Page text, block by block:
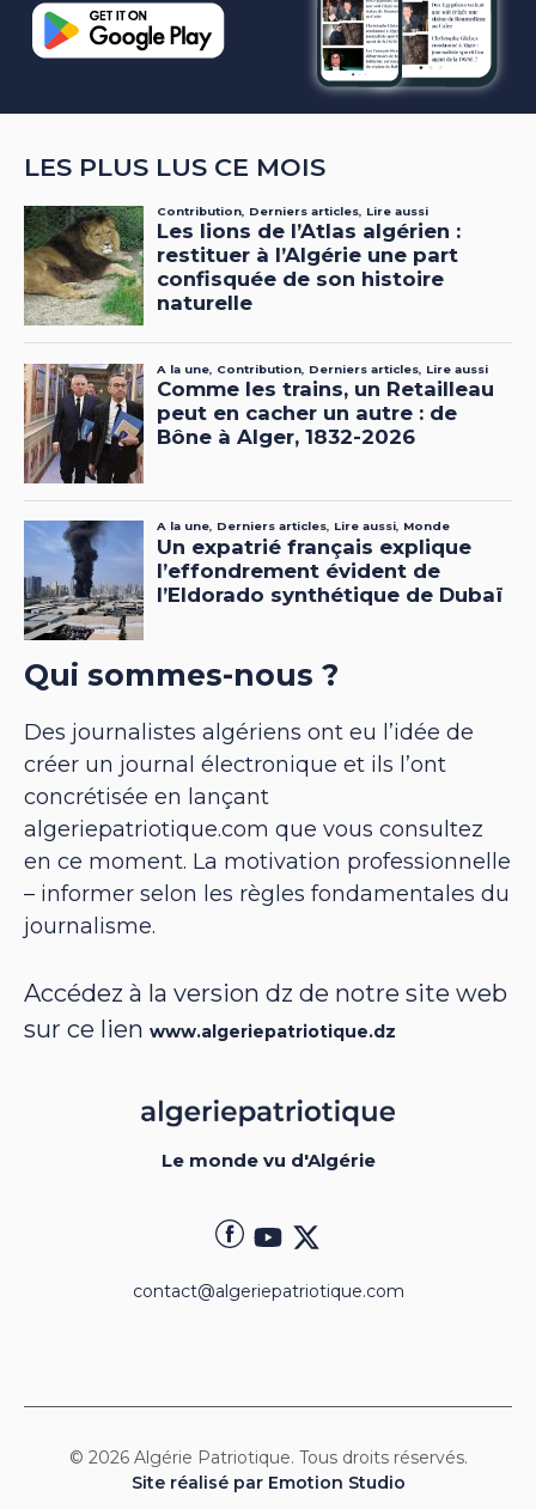
LES PLUS LUS CE MOIS
Qui sommes-nous ?
Des journalistes algériens ont eu l’idée de
créer un journal électronique et ils l’ont
concrétisée en lançant
algeriepatriotique.com que vous consultez
en ce moment. La motivation professionnelle
– informer selon les règles fondamentales du
journalisme.
Accédez à la version dz de notre site web
sur ce lien www.algeriepatriotique.dz
Le monde vu d'Algérie
contact@algeriepatriotique.com
© 2026 Algérie Patriotique. Tous droits réservés.
Site réalisé par Emotion Studio